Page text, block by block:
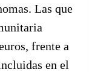
Las que
frente a
en el